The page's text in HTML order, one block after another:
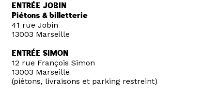
ENTRÉE JOBIN
Piétons & billetterie
41 rue Jobin
13003 Marseille
ENTRÉE SIMON
12 rue François Simon
13003 Marseille
(piétons, livraisons et parking restreint)